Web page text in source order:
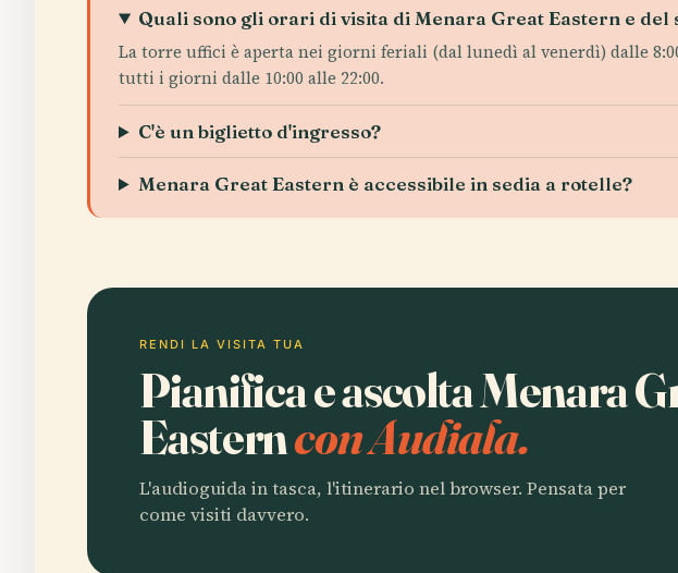
Quali sono gli orari di visita di Menara Great Eastern e
La torre uffici è aperta nei giorni feriali (dal lunedì al venerdì) dalle
tutti i giorni dalle 10:00 alle 22:00.
C'è un biglietto d'ingresso?
Menara Great Eastern è accessibile in sedia a rotelle?
RENDI LA VISITA TUA
Pianifica e ascolta Menara
Easterncon Audiala.
L'audioguida in tasca, l'itinerario nel browser. Pensata per
come visiti davvero.